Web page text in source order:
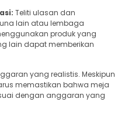
Teliti ulasan dan
lain atau lembaga
produk yang
lain dapat memberikan
yang realistis. Meskipun
memastikan bahwa meja
dengan anggaran yang